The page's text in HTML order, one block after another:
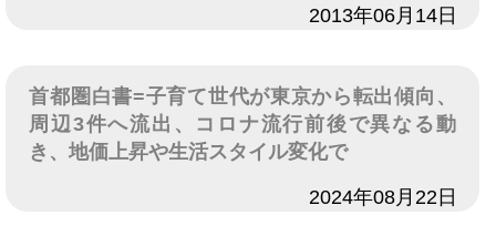
2013年06月14日
首都圏白書=子育て世代が東京から転出傾向、
周辺3件へ流出、コロナ流行前後で異なる動
き、地価上昇や生活スタイル変化で
2024年08月22日